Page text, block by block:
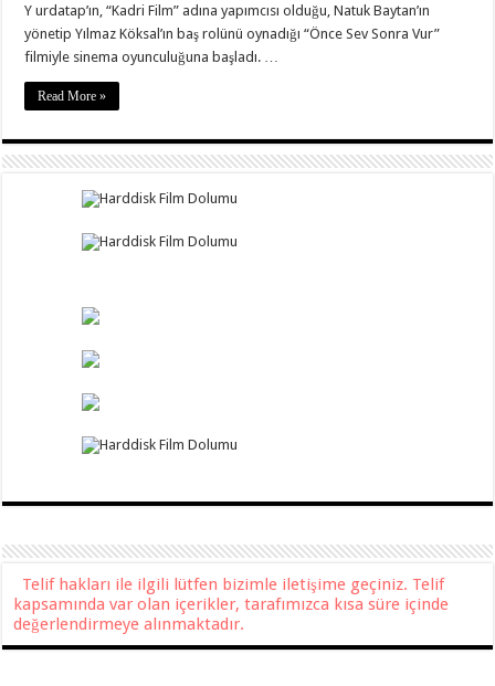
Y urdatap’ın, “Kadri Film” adına yapımcısı olduğu, Natuk Baytan’ın
yönetip Yılmaz Köksal’ın baş rolünü oynadığı “Önce Sev Sonra Vur”
filmiyle sinema oyunculuğuna başladı. …
Read More »
Telif hakları ile ilgili lütfen bizimle iletişime geçiniz. Telif
kapsamında var olan içerikler, tarafımızca kısa süre içinde
değerlendirmeye alınmaktadır.